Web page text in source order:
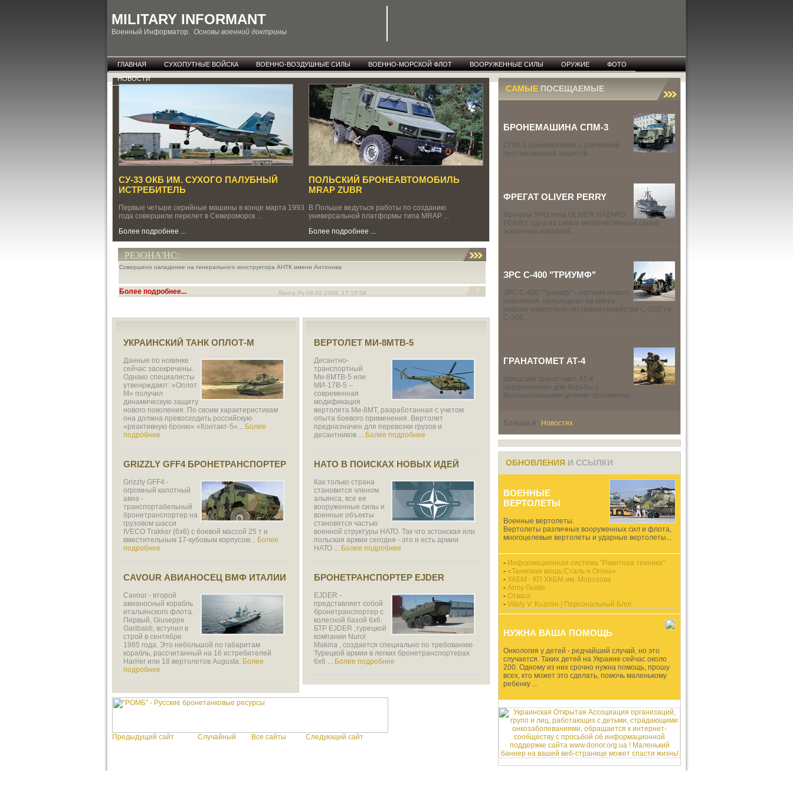
MILITARY INFORMANT
Военный Информатор. Основы военной доктрины
ГЛАВНАЯ СУХОПУТНЫЕ ВОЙСКА ВОЕННО-ВОЗДУШНЫЕ СИЛЫ ВОЕННО-МОРСКОЙ ФЛОТ ВООРУЖЕННЫЕ СИЛЫ ОРУЖИЕ
ФОТО
НОВОСТИ
СУ-33 ОКБ ИМ. СУХОГО ПАЛУБНЫЙ
ИСТРЕБИТЕЛЬ
Первые четыре серийные машины в конце марта 1993
года совершили перелет в Североморск ...
Более подробнее ...
ПОЛЬСКИЙ БРОНЕАВТОМОБИЛЬ
MRAP ZUBR
В Польше ведуться работы по созданию
универсальной платформы типа MRAP ...
Более подробнее ...
РЕЗОНА'НС:
Совершено нападение на генерального конструктора АНТК имени Антонова
Более подробнее... Лента.Ру 09.02.2009, 17:15:58
УКРАИНСКИЙ ТАНК ОПЛОТ-М
Данные по новинке
сейчас засекречены.
Однако специалисты
утвенрждают: «Оплот
М» получил
динамическую защиту
нового поколения. По своим характеристикам
она должна превосходить российскую
«реактивную броню» «Контакт-5»... Более
подробнее
GRIZZLY GFF4 БРОНЕТРАНСПОРТЕР
Grizzly GFF4 -
огромный капотный
авиа -
транспортабельный
бронетранспортер на
грузовом шасси
IVECO Trakker (6х6) с боевой массой 25 т и
вместительным 17-кубовым корпусом... Более
подробнее
CAVOUR АВИАНОСЕЦ ВМФ ИТАЛИИ
Cavour - второй
авианосный корабль
итальянского флота.
Первый, Giuseppe
Garibaldi, вступил в
строй в сентябре
1985 года. Это небольшой по габаритам
корабль, рассчитанный на 16 истребителей
Harrier или 18 вертолетов Augusta. Более
подробнее
ВЕРТОЛЕТ МИ-8МТВ-5
Десантно-
транспортный
Ми-8МТВ-5 или
МИ-17В-5 –
современная
модификация
вертолета Ми-8МТ, разработанная с учетом
опыта боевого применения. Вертолет
предназначен для перевозки грузов и
десантников ... Более подробнее
НАТО В ПОИСКАХ НОВЫХ ИДЕЙ
Как только страна
становится членом
альянса, все ее
вооруженные силы и
военные объекты
становятся частью
военной структуры НАТО. Так что эстонская или
польская армии сегодня - это и есть армии
НАТО ... Более подробнее
БРОНЕТРАНСПОРТЕР EJDER
EJDER -
представляет собой
бронетранспортер с
колесной базой 6х6.
БТР EJDER ,турецкой
компании Nurol
Makina , создается специально по требованию
Турецкой армии в легких бронетранспортерах
6х6 ... Более подробнее
САМЫЕ ПОСЕЩАЕМЫЕ
БРОНЕМАШИНА СПМ-3
СПМ-3 Бронемашина с усиленной
противоминной защитой ...
ФРЕГАТ OLIVER PERRY
Фрегаты УРО типа OLIVER HAZARD
PERRY, одна из самых многочисленных серий
эскортных кораблей ...
ЗРС С-400 "ТРИУМФ"
ЗРС С-400 "Триумф" - система нового
поколения, пришедшая на смену
широко известным системам семейства С-300П и
С-200...
ГРАНАТОМЕТ АТ-4
Шведский гранатомет АТ-4
предназначен для борьбы с
бронированными целями противника...
Больше в : Новостях
ОБНОВЛЕНИЯ И ССЫЛКИ
ВОЕННЫЕ
ВЕРТОЛЕТЫ
Военные вертолеты.
Вертолеты различных вооруженных сил и флота,
многоцелевые вертолеты и ударные вертолеты...
- Информационная система "Ракетная техника"
- «Танковая мощь:Сталь и Огонь»
- ХКБМ - КП ХКБМ им. Морозова
- Army Guide
- Отвага
- Vitaly V. Kuzmin | Персональный Блог
НУЖНА ВАША ПОМОЩЬ
Онкология у детей - редчайший случай, но это
случается. Таких детей на Украине сейчас около
200. Одному из них срочно нужна помощь, прошу
всех, кто может это сделать, помочь маленькому
ребенку ...